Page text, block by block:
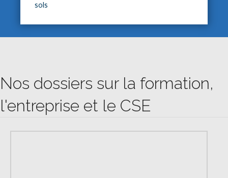
sols
Nos dossiers sur la formation,
l'entreprise et le CSE